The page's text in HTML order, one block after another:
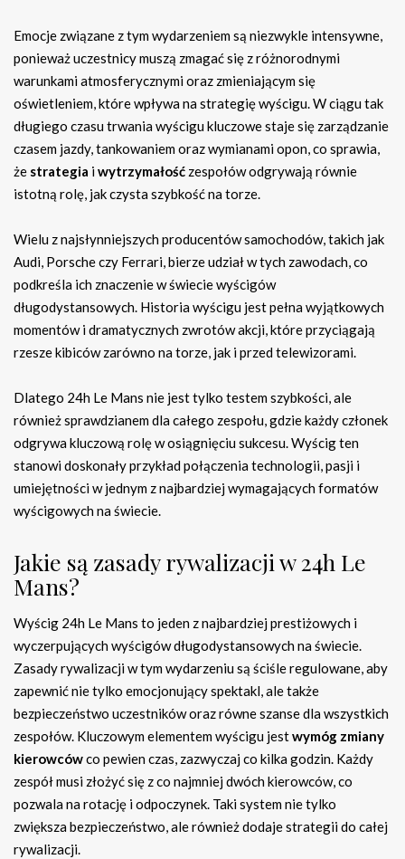
Emocje związane z tym wydarzeniem są niezwykle intensywne,
ponieważ uczestnicy muszą zmagać się z różnorodnymi
warunkami atmosferycznymi oraz zmieniającym się
oświetleniem, które wpływa na strategię wyścigu. W ciągu tak
długiego czasu trwania wyścigu kluczowe staje się zarządzanie
czasem jazdy, tankowaniem oraz wymianami opon, co sprawia,
że strategia iwytrzymałość zespołów odgrywają równie
istotną rolę, jak czysta szybkość na torze.
Wielu z najsłynniejszych producentów samochodów, takich jak
Audi, Porsche czy Ferrari, bierze udział w tych zawodach, co
podkreśla ich znaczenie w świecie wyścigów
długodystansowych. Historia wyścigu jest pełna wyjątkowych
momentów i dramatycznych zwrotów akcji, które przyciągają
rzesze kibiców zarówno na torze, jak i przed telewizorami.
Dlatego 24h Le Mans nie jest tylko testem szybkości, ale
również sprawdzianem dla całego zespołu, gdzie każdy członek
odgrywa kluczową rolę w osiągnięciu sukcesu. Wyścig ten
stanowi doskonały przykład połączenia technologii, pasji i
umiejętności w jednym z najbardziej wymagających formatów
wyścigowych na świecie.
Jakie są zasady rywalizacji w 24h Le
Mans?
Wyścig 24h Le Mans to jeden z najbardziej prestiżowych i
wyczerpujących wyścigów długodystansowych na świecie.
Zasady rywalizacji w tym wydarzeniu są ściśle regulowane, aby
zapewnić nie tylko emocjonujący spektakl, ale także
bezpieczeństwo uczestników oraz równe szanse dla wszystkich
zespołów. Kluczowym elementem wyścigu jestwymóg zmiany
kierowcówco pewien czas, zazwyczaj co kilka godzin. Każdy
zespół musi złożyć się z co najmniej dwóch kierowców, co
pozwala na rotację i odpoczynek. Taki system nie tylko
zwiększa bezpieczeństwo, ale również dodaje strategii do całej
rywalizacji.